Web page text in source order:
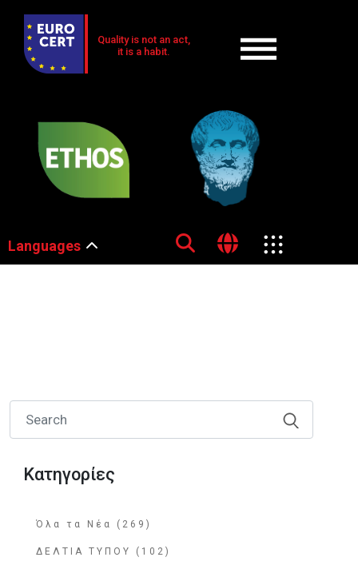
Quality is not an act,
it is a habit.
Languages
Κατηγορίες
Όλα τα Νέα (269)
ΔΕΛΤΙΑ ΤΥΠΟΥ (102)